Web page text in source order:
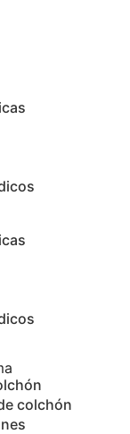
colchón